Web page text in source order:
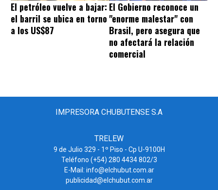
El petróleo vuelve a bajar:
el barril se ubica en torno
a los US$87
El Gobierno reconoce un
"enorme malestar" con
Brasil, pero asegura que
no afectará la relación
comercial
IMPRESORA CHUBUTENSE S.A
TRELEW
9 de Julio 329 - 1º Piso - Cp U-9100H
Teléfono (+54) 280 4434 802/3
E-Mail: info@elchubut.com.ar
publicidad@elchubut.com.ar